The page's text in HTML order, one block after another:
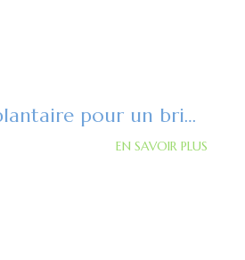
Mandibule complète et traitement implantaire pour un bridge fixe vissé
EN SAVOIR PLUS